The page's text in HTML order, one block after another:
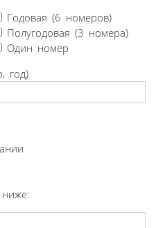
Годовая (6 номеров)
Полугодовая (3 номера)
Один номер
год)